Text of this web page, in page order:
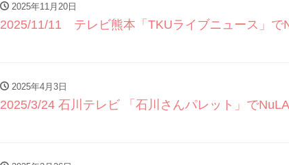
2025年11月20日
2025/11/11 テレビ熊本「TKUライブニュース」で
2025年4月3日
2025/3/24 石川テレビ 「石川さんパレット」で